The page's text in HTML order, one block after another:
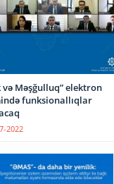
və Məşğulluq” elektron
funksionallıqlar
2022